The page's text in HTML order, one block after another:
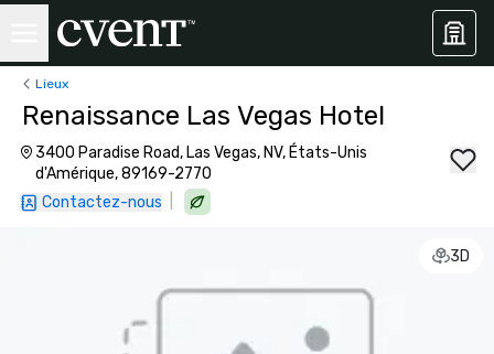
Lieux
Renaissance Las Vegas Hotel
3400 Paradise Road, Las Vegas, NV, États-Unis
d'Amérique, 89169-2770
Contactez-nous
3D